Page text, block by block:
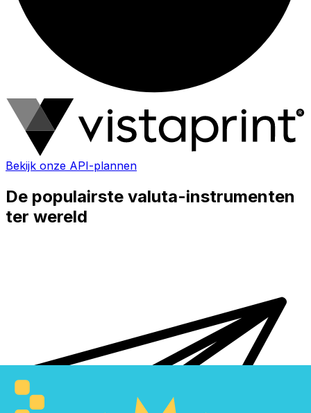
Bekijk onze API-plannen
De populairste valuta-instrumenten
ter wereld